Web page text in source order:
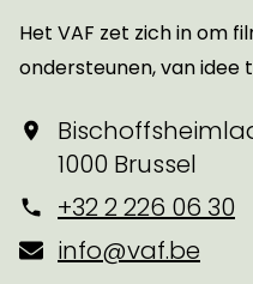
Het VAF zet zich in om
ondersteunen, van idee
1000 Brussel
+32 2 226 06 30
info@vaf.be